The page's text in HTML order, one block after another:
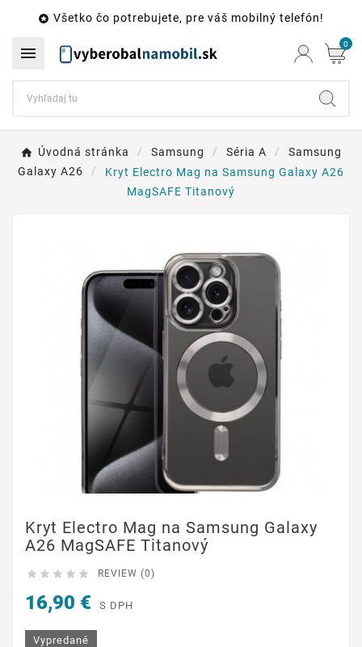
 Všetko čo potrebujete, pre váš mobilný telefón!
 0
Úvodná stránka Samsung Séria A
Samsung
Galaxy A26
Kryt Electro Mag na Samsung Galaxy A26
MagSAFE Titanový
Kryt Electro Mag na Samsung Galaxy
A26 MagSAFE Titanový
     REVIEW (0)
16,90 € S DPH
Vypredané